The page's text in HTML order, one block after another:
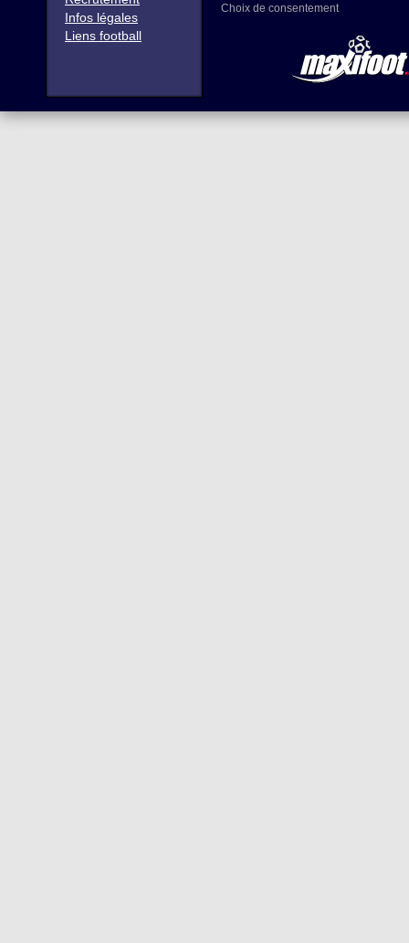
Infos légales
Liens football
Choix de consentement